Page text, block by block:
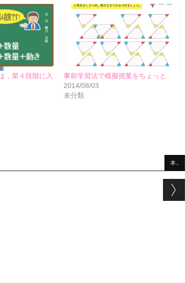
，第４段階に入
事前学習法で模擬授業をちょっと
2014/08/03
未分類
本,